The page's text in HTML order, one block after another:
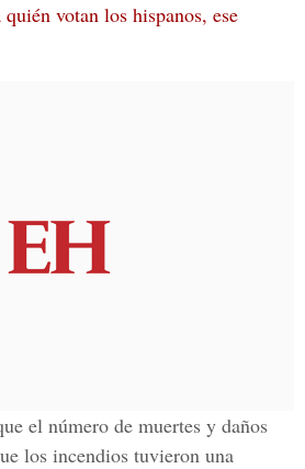
votan los hispanos, ese
el número de muertes y daños
los incendios tuvieron una